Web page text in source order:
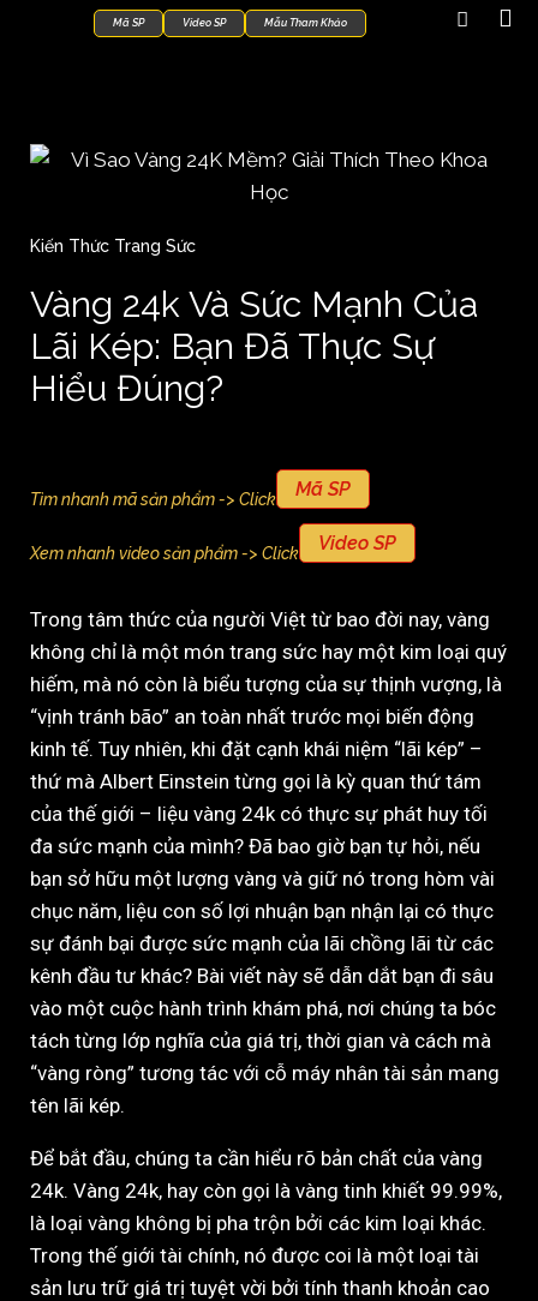
Mã SP Video SP Mẫu Tham Khảo
Kiến Thức Trang Sức
Vàng 24k Và Sức Mạnh Của
Lãi Kép: Bạn Đã Thực Sự
Hiểu Đúng?
Tìm nhanh mã sản phẩm -> Click Mã SP
Xem nhanh video sản phẩm -> Click Video SP
Trong tâm thức của người Việt từ bao đời nay, vàng
không chỉ là một món trang sức hay một kim loại quý
hiếm, mà nó còn là biểu tượng của sự thịnh vượng, là
“vịnh tránh bão” an toàn nhất trước mọi biến động
kinh tế. Tuy nhiên, khi đặt cạnh khái niệm “lãi kép” –
thứ mà Albert Einstein từng gọi là kỳ quan thứ tám
của thế giới – liệu vàng 24k có thực sự phát huy tối
đa sức mạnh của mình? Đã bao giờ bạn tự hỏi, nếu
bạn sở hữu một lượng vàng và giữ nó trong hòm vài
chục năm, liệu con số lợi nhuận bạn nhận lại có thực
sự đánh bại được sức mạnh của lãi chồng lãi từ các
kênh đầu tư khác? Bài viết này sẽ dẫn dắt bạn đi sâu
vào một cuộc hành trình khám phá, nơi chúng ta bóc
tách từng lớp nghĩa của giá trị, thời gian và cách mà
“vàng ròng” tương tác với cỗ máy nhân tài sản mang
tên lãi kép.
Để bắt đầu, chúng ta cần hiểu rõ bản chất của vàng
24k. Vàng 24k, hay còn gọi là vàng tinh khiết 99.99%,
là loại vàng không bị pha trộn bởi các kim loại khác.
Trong thế giới tài chính, nó được coi là một loại tài
sản lưu trữ giá trị tuyệt vời bởi tính thanh khoản cao